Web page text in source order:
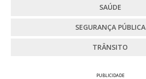
SAÚDE
SEGURANÇA PÚBLICA
TRÂNSITO
PUBLICIDADE